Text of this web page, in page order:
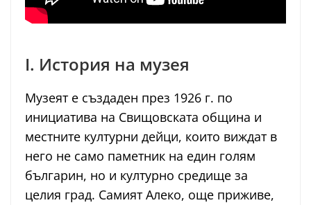
I. История на музея
Музеят е създаден през 1926 г. по
инициатива на Свищовската община и
местните културни дейци, които виждат в
него не само паметник на един голям
българин, но и културно средище за
целия град. Самият Алеко, още приживе,